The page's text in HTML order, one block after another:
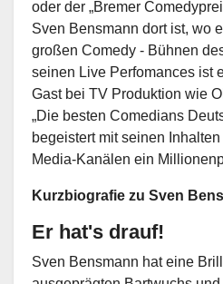
oder der „Bremer
Sven Bensmann dort ist, wo
großen Comedy - Bühnen
seinen Live Perfomances ist
Gast bei TV Produktion wie
„Die besten Comedians
begeistert mit seinen
Media-Kanälen ein
Kurzbiografie zu Sven
Er hat's drauf!
Sven Bensmann hat eine